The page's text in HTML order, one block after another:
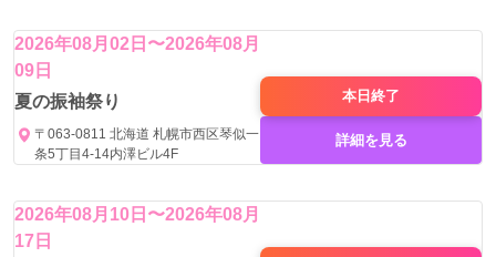
2026年08月02日〜2026年08月
09日
夏の振袖祭り
〒063-0811 北海道 札幌市西区琴似一
条5丁目4-14内澤ビル4F
本日 終了
詳細を見る
2026年08月10日〜2026年08月
17日